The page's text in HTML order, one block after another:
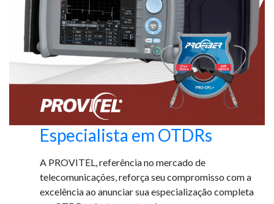
Especialista em OTDRs
A PROVITEL, referência no mercado de
telecomunicações, reforça seu compromisso com a
excelência ao anunciar sua especialização completa